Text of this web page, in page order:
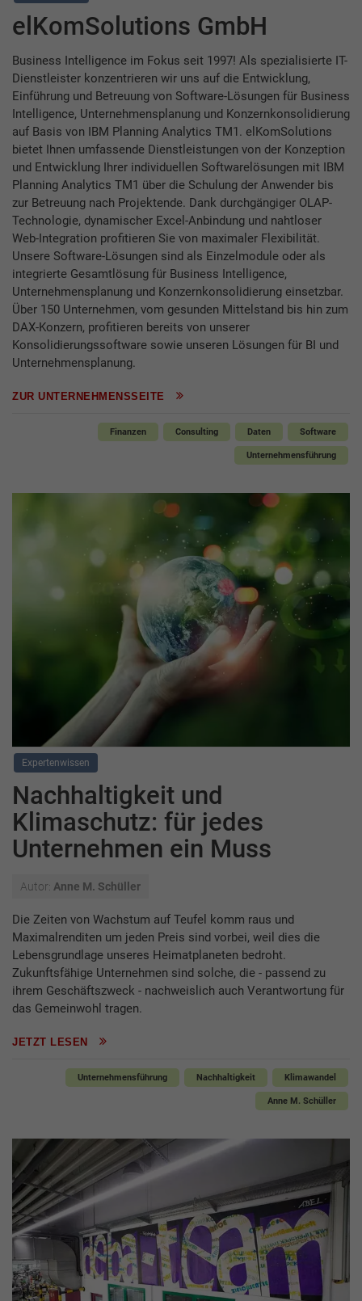
elKomSolutions GmbH
Business Intelligence im Fokus seit 1997! Als spezialisierte IT-
Dienstleister konzentrieren wir uns auf die Entwicklung,
Einführung und Betreuung von Software-Lösungen für Business
Intelligence, Unternehmensplanung und Konzernkonsolidierung
auf Basis von IBM Planning Analytics TM1. elKomSolutions
bietet Ihnen umfassende Dienstleistungen von der Konzeption
und Entwicklung Ihrer individuellen Softwarelösungen mit IBM
Planning Analytics TM1 über die Schulung der Anwender bis
zur Betreuung nach Projektende. Dank durchgängiger OLAP-
Technologie, dynamischer Excel-Anbindung und nahtloser
Web-Integration profitieren Sie von maximaler Flexibilität.
Unsere Software-Lösungen sind als Einzelmodule oder als
integrierte Gesamtlösung für Business Intelligence,
Unternehmensplanung und Konzernkonsolidierung einsetzbar.
Über 150 Unternehmen, vom gesunden Mittelstand bis hin zum
DAX-Konzern, profitieren bereits von unserer
Konsolidierungssoftware sowie unseren Lösungen für BI und
Unternehmensplanung.
ZUR UNTERNEHMENSSEITE
Finanzen Consulting Daten Software
Unternehmensführung
Expertenwissen
Nachhaltigkeit und
Klimaschutz: für jedes
Unternehmen ein Muss
Autor: Anne M. Schüller
Die Zeiten von Wachstum auf Teufel komm raus und
Maximalrenditen um jeden Preis sind vorbei, weil dies die
Lebensgrundlage unseres Heimatplaneten bedroht.
Zukunftsfähige Unternehmen sind solche, die - passend zu
ihrem Geschäftszweck - nachweislich auch Verantwortung für
das Gemeinwohl tragen.
JETZT LESEN
Unternehmensführung Nachhaltigkeit Klimawandel
Anne M. Schüller